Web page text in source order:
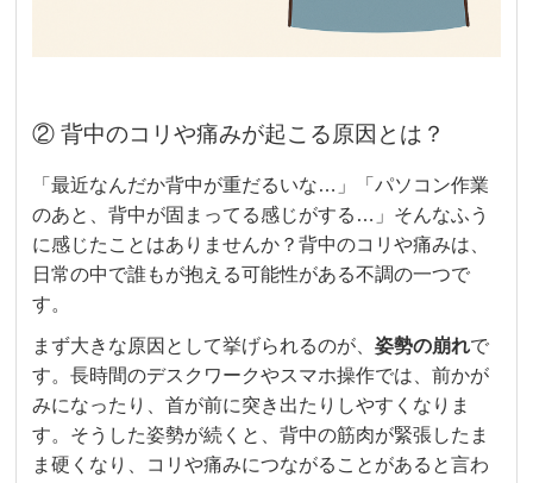
② 背中のコリや痛みが起こる原因とは？
「最近なんだか背中が重だるいな…」「パソコン作業
のあと、背中が固まってる感じがする…」そんなふう
に感じたことはありませんか？背中のコリや痛みは、
日常の中で誰もが抱える可能性がある不調の一つで
す。
まず大きな原因として挙げられるのが、姿勢の崩れで
す。長時間のデスクワークやスマホ操作では、前かが
みになったり、首が前に突き出たりしやすくなりま
す。そうした姿勢が続くと、背中の筋肉が緊張したま
ま硬くなり、コリや痛みにつながることがあると言わ